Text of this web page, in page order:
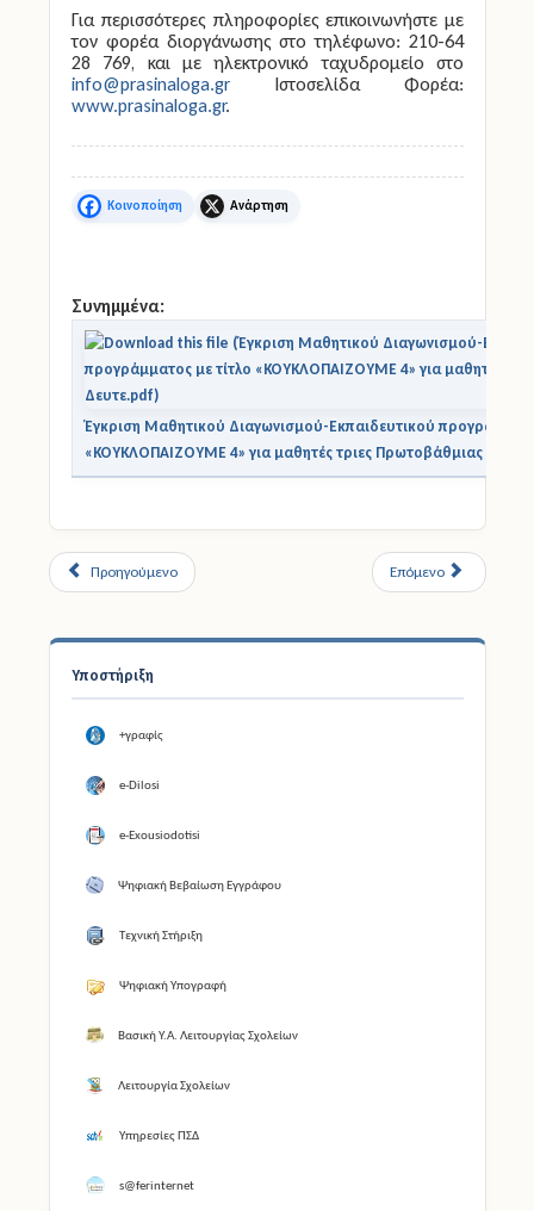
Υποστήριξη
+γραφίς
e-Dilosi
e-Exousiodotisi
Ψηφιακή Βεβαίωση Εγγράφου
Τεχνική Στήριξη
Ψηφιακή Υπογραφή
Βασική Υ.Α. Λειτουργίας Σχολείων
Λειτουργία Σχολείων
Υπηρεσίες ΠΣΔ
s@ferinternet
Για περισσότερες πληροφορίες επικοινωνήστε με
τον φορέα διοργάνωσης στο τηλέφωνο: 210-64
28 769, και με ηλεκτρονικό ταχυδρομείο στο
info@prasinaloga.gr Ιστοσελίδα Φορέα:
www.prasinaloga.gr.
Facebook X
Συνημμένα:
Έγκριση Μαθητικού Διαγωνισμού-Εκπαιδευτικού
«ΚΟΥΚΛΟΠΑΙΖΟΥΜΕ 4» για μαθητές τριες Πρωτοβάθμιας και
Προηγούμενο Επόμενο